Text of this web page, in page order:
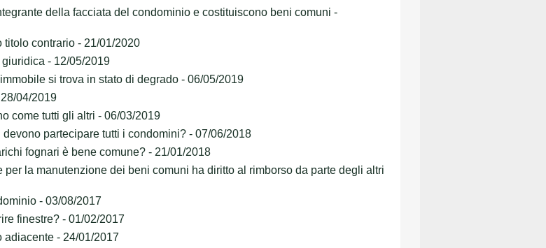
della facciata del condominio e costituiscono beni comuni -
contrario - 21/01/2020
- 12/05/2019
si trova in stato di degrado - 06/05/2019
04/2019
come tutti gli altri - 06/03/2019
partecipare tutti i condomini? - 07/06/2018
fognari è bene comune? - 21/01/2018
la manutenzione dei beni comuni ha diritto al rimborso da parte degli altri
- 03/08/2017
finestre? - 01/02/2017
adiacente - 24/01/2017